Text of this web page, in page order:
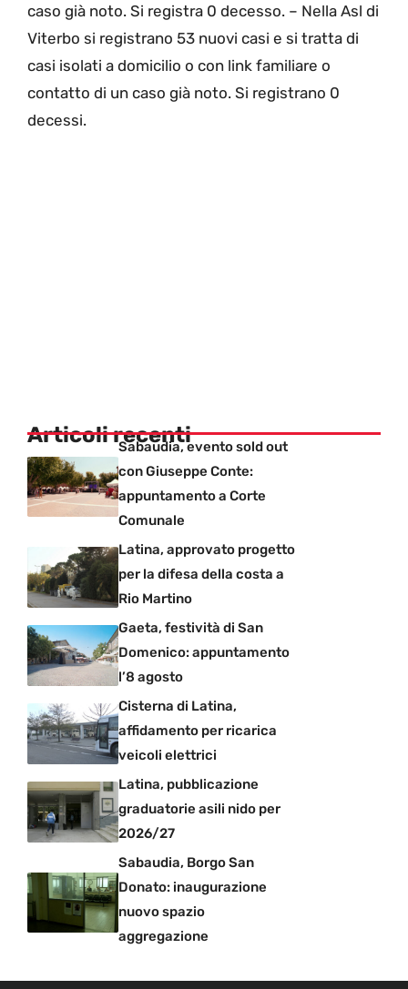
caso già noto. Si registra 0 decesso. – Nella Asl di
Viterbo si registrano 53 nuovi casi e si tratta di
casi isolati a domicilio o con link familiare o
contatto di un caso già noto. Si registrano 0
decessi.
Articoli recentiSabaudia, evento sold out
con Giuseppe Conte:
appuntamento a Corte
Comunale
Latina, approvato progetto
per la difesa della costa a
Rio Martino
Gaeta, festività di San
Domenico: appuntamento
l’8 agosto
Cisterna di Latina,
affidamento per ricarica
veicoli elettrici
Latina, pubblicazione
graduatorie asili nido per
2026/27
Sabaudia, Borgo San
Donato: inaugurazione
nuovo spazio
aggregazione